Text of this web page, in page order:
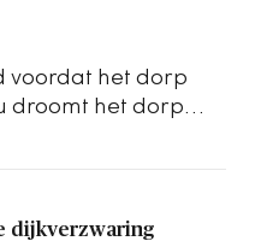
voordat het dorp
droomt het dorp
terras.
dijkverzwaring